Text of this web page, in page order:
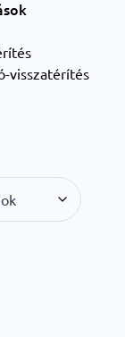
visszatérítés